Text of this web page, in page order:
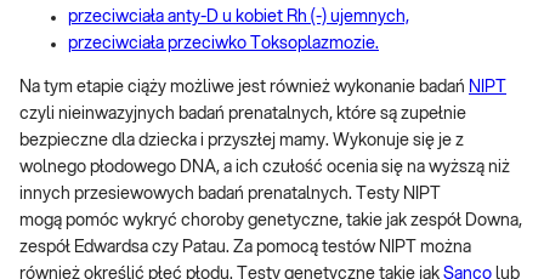
przeciwciała anty-D u kobiet Rh (-) ujemnych,
przeciwciała przeciwko Toksoplazmozie.
Na tym etapie ciąży możliwe jest również wykonanie badań NIPT
czyli nieinwazyjnych badań prenatalnych, które są zupełnie
bezpieczne dla dziecka i przyszłej mamy. Wykonuje się je z
wolnego płodowego DNA, a ich czułość ocenia się na wyższą niż
innych przesiewowych badań prenatalnych. Testy NIPT
mogą pomóc wykryć choroby genetyczne, takie jak zespół Downa,
zespół Edwardsa czy Patau. Za pomocą testów NIPT można
również określić płeć płodu. Testy genetyczne takie jak Sanco lub